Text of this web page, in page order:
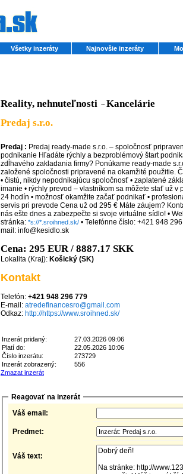
Všetky inzeráty Najnovšie inzeráty
Reality, nehnuteľnosti ~ Kancelárie
Predaj s.r.o.
Predaj : Predaj ready-made s.r.o. – spoločnosť
podnikanie Hľadáte rýchly a bezproblémový štart
zdĺhavého zakladania firmy? Ponúkame ready-made
založené spoločnosti pripravené na okamžité použitie.
• čistú, nikdy nepodnikajúcu spoločnosť • zaplatené
imanie • rýchly prevod – vlastníkom sa môžete stať už v
24 hodín • možnosť okamžite začať podnikať •
servis pri prevode Cena už od 295 € Máte záujem?
nás ešte dnes a zabezpečte si svoje virtuálne sídlo! •
stránka: *s://*.sroihned.sk/ • Telefónne číslo: +421 948 296
mail: info@kesidlo.sk
Cena: 295 EUR / 8887.17 SKK
Lokalita (Kraj): Košický (SK)
Kontakt
Telefón: +421 948 296 779
E-mail: atredefinancesro@gmail.com
Odkaz: http://https://www.sroihned.sk/
Inzerát pridaný:
27.03.2026 09:06
Platí do:
22.05.2026 10:06
Číslo inzerátu:
273729
Inzerát zobrazený:
556
Zmazat inzerát
Reagovať na inzerát
Váš email:
Predmet:
Váš text: